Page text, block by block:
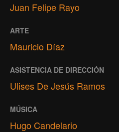
Juan Felipe Rayo
ARTE
Mauricio Díaz
ASISTENCIA DE DIRECCIÓN
Ulises De Jesús Ramos
MÚSICA
Hugo Candelario